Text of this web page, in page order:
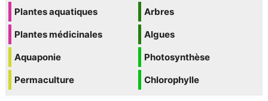
Plantes aquatiques
Plantes médicinales
Aquaponie
Permaculture
Arbres
Algues
Photosynthèse
Chlorophylle